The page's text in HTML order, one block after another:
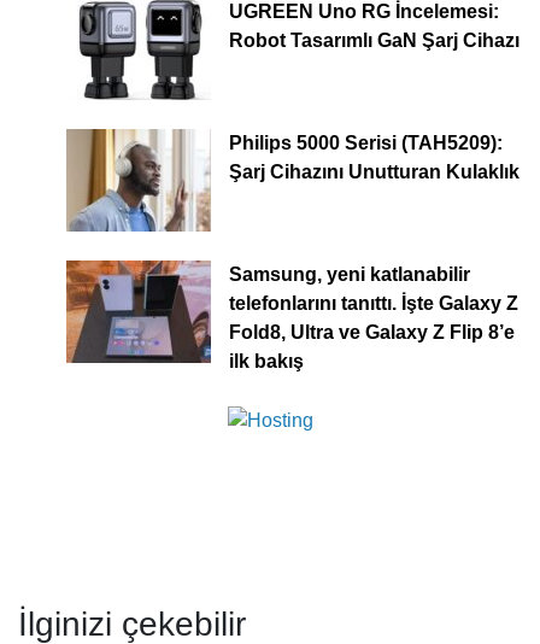
UGREEN Uno RG İncelemesi:
Robot Tasarımlı GaN Şarj Cihazı
Philips 5000 Serisi (TAH5209):
Şarj Cihazını Unutturan Kulaklık
Samsung, yeni katlanabilir
telefonlarını tanıttı. İşte Galaxy Z
Fold8, Ultra ve Galaxy Z Flip 8’e
ilk bakış
İlginizi çekebilir